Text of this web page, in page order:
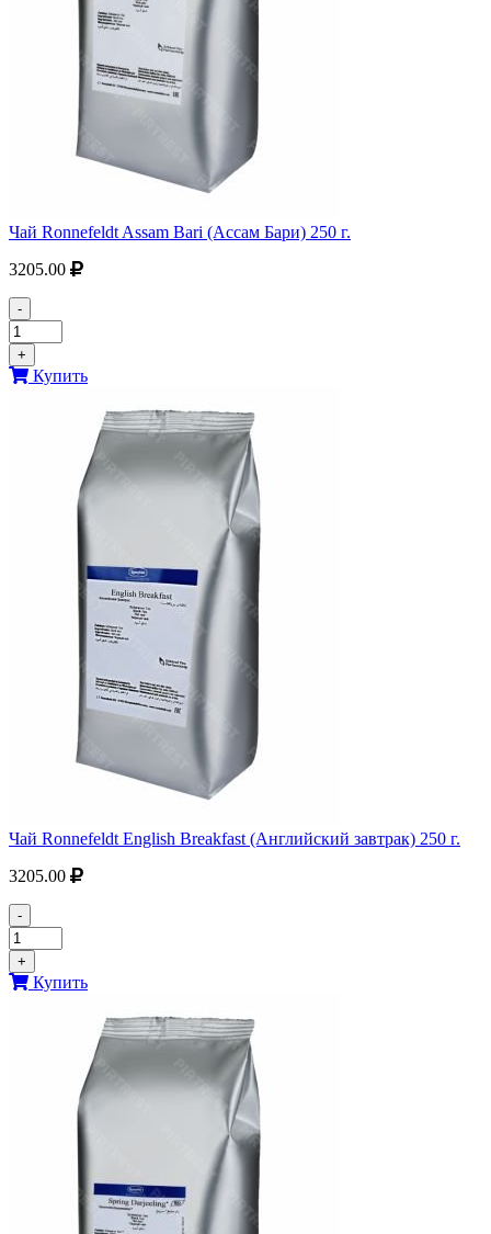
Чай Ronnefeldt Assam Bari (Ассам Бари) 250 г.
3205.00
-
+
Купить
Чай Ronnefeldt English Breakfast (Английский завтрак) 250 г.
3205.00
-
+
Купить